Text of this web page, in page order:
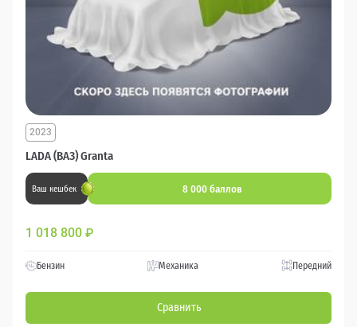
LADA (ВАЗ) Granta
2023
Ваш кешбек 8 000 баллов
1 018 800 ₽
Бензин Механика Передний
Сравнить